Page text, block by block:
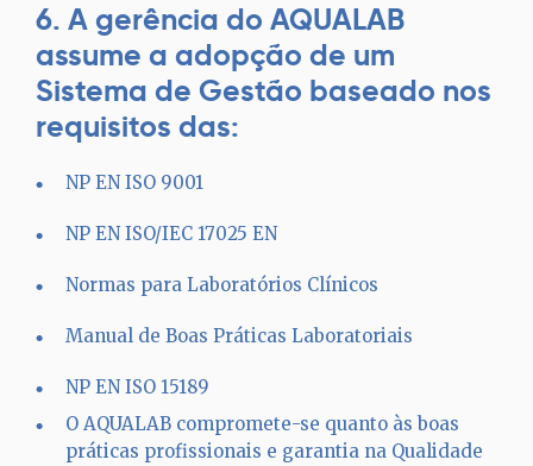
6. A gerência do AQUALAB
assume a adopção de um
Sistema de Gestão baseado nos
requisitos das:
NP EN ISO 9001
NP EN ISO/IEC 17025 EN
Normas para Laboratórios Clínicos
Manual de Boas Práticas Laboratoriais
NP EN ISO 15189
O AQUALAB compromete-se quanto às boas
práticas profissionais e garantia na Qualidade